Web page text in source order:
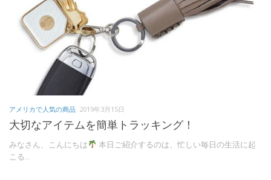
アメリカで人気の商品 2019年3月15日
大切なアイテムを簡単トラッキング！
みなさん、こんにちは
本日ご紹介するのは、忙しい毎日の生活に起
こる...